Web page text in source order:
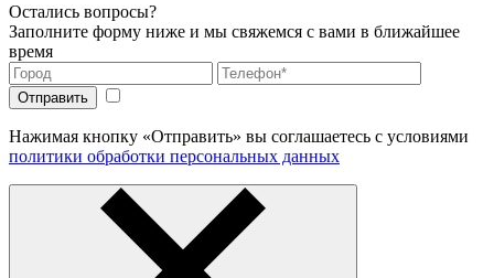
Остались вопросы?
Заполните форму ниже и мы свяжемся с вами в ближайшее
время
Нажимая кнопку «Отправить» вы соглашаетесь с условиями
политики обработки персональных данных